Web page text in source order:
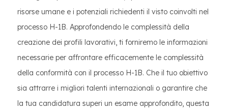
risorse umane e i potenziali richiedenti il visto coinvolti nel
processo H-1B. Approfondendo le complessità della
creazione dei profili lavorativi, ti forniremo le informazioni
necessarie per affrontare efficacemente le complessità
della conformità con il processo H-1B. Che il tuo obiettivo
sia attrarre i migliori talenti internazionali o garantire che
la tua candidatura superi un esame approfondito, questa